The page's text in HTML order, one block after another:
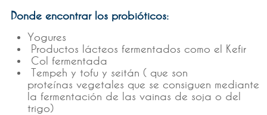
Donde encontrar los probióticos:
Yogures
Productos lácteos fermentados como el Kefir
Col fermentada
Tempeh y tofu y seitán ( que son
proteínas vegetales que se consiguen mediante
la fermentación de las vainas de soja o del
trigo)